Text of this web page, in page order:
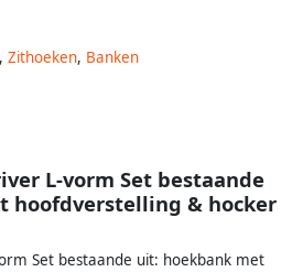
, Zithoeken, Banken
L-vorm Set bestaande
hoofdverstelling & hocker
Set bestaande uit: hoekbank met